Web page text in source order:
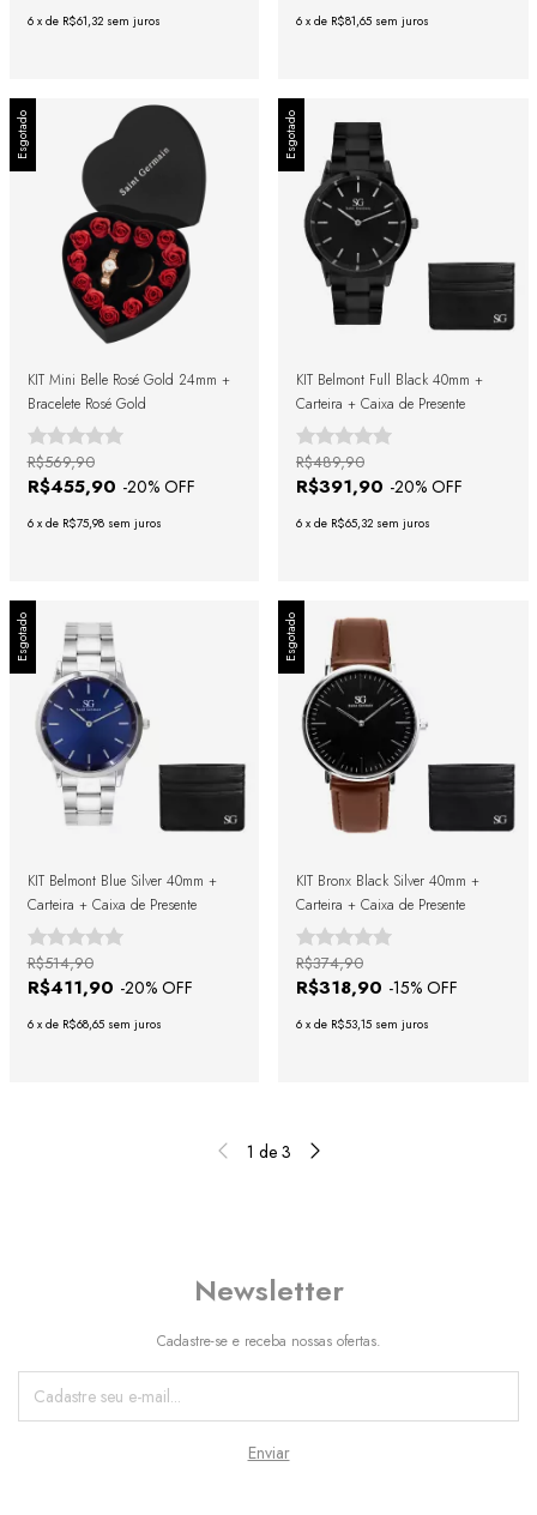
6 x de R$61,32 sem juros 6 x de R$81,65 sem juros
Esgotado
KIT Mini Belle Rosé Gold 24mm +
Bracelete Rosé Gold
R$455,90 -20% OFF
R$569,90
6 x de R$75,98 sem juros
Esgotado
KIT Belmont Full Black 40mm +
Carteira + Caixa de Presente
R$391,90 -20% OFF
R$489,90
6 x de R$65,32 sem juros
Esgotado
KIT Belmont Blue Silver 40mm +
Carteira + Caixa de Presente
R$411,90 -20% OFF
R$514,90
6 x de R$68,65 sem juros
Esgotado
KIT Bronx Black Silver 40mm +
Carteira + Caixa de Presente
R$318,90 -15% OFF
R$374,90
6 x de R$53,15 sem juros
1 de 3
Newsletter
Cadastre-se e receba nossas ofertas.